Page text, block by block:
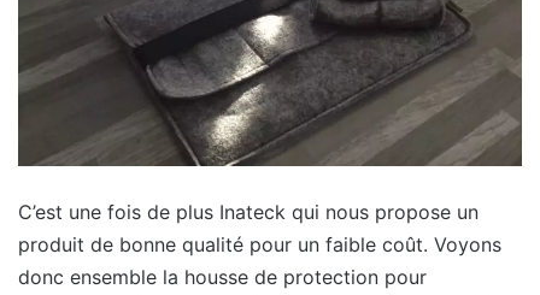
C’est une fois de plus Inateck qui nous propose un
produit de bonne qualité pour un faible coût. Voyons
donc ensemble la housse de protection pour